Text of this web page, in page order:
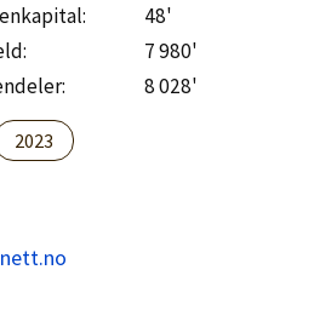
48'
7 980'
8 028'
2023